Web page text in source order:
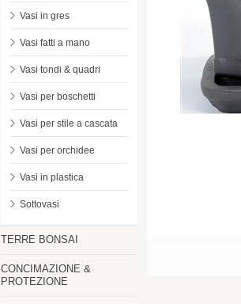
Vasi in gres
Vasi fatti a mano
Vasi tondi & quadri
Vasi per boschetti
Vasi per stile a cascata
Vasi per orchidee
Vasi in plastica
Sottovasi
TERRE BONSAI
CONCIMAZIONE &
PROTEZIONE